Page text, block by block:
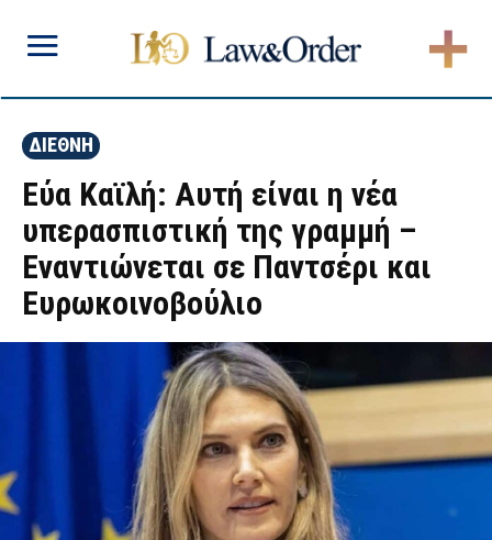
ΔΙΕΘΝΗ
Εύα Καϊλή: Αυτή είναι η νέα
υπερασπιστική της γραμμή –
Εναντιώνεται σε Παντσέρι και
Ευρωκοινοβούλιο